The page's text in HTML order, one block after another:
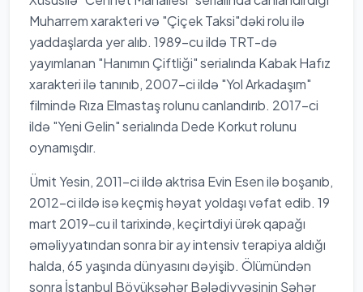
Muharrem xarakteri və "Çiçek Taksi"dəki rolu ilə
yaddaşlarda yer alıb. 1989-cu ildə TRT-də
yayımlanan "Hanımın Çiftliği" serialında Kabak Hafız
xarakteri ilə tanınıb, 2007-ci ildə "Yol Arkadaşım"
filmində Rıza Elmastaş rolunu canlandırıb. 2017-ci
ildə "Yeni Gelin" serialında Dede Korkut rolunu
oynamışdır.
Ümit Yesin, 2011-ci ildə aktrisa Evin Esen ilə boşanıb,
2012-ci ildə isə keçmiş həyat yoldaşı vəfat edib. 19
mart 2019-cu il tarixində, keçirtdiyi ürək qapağı
əməliyyatından sonra bir ay intensiv terapiya aldığı
halda, 65 yaşında dünyasını dəyişib. Ölümündən
sonra İstanbul Böyükşəhər Bələdiyyəsinin Şəhər